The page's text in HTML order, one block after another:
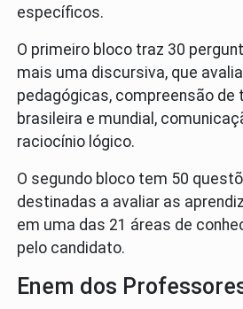
específicos.
O primeiro bloco traz 30
mais uma discursiva, que
pedagógicas, compreensão de
brasileira e mundial,
raciocínio lógico.
O segundo bloco tem 50
destinadas a avaliar as
em uma das 21 áreas de
pelo candidato.
Enem dos